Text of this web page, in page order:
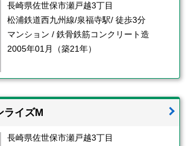
長崎県佐世保市瀬戸越3丁目
松浦鉄道西九州線/泉福寺駅/ 徒歩3分
マンション / 鉄骨鉄筋コンクリート造
2005年01月（築21年）
ライズM
長崎県佐世保市瀬戸越3丁目